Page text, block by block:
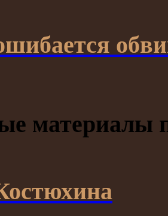
материалы